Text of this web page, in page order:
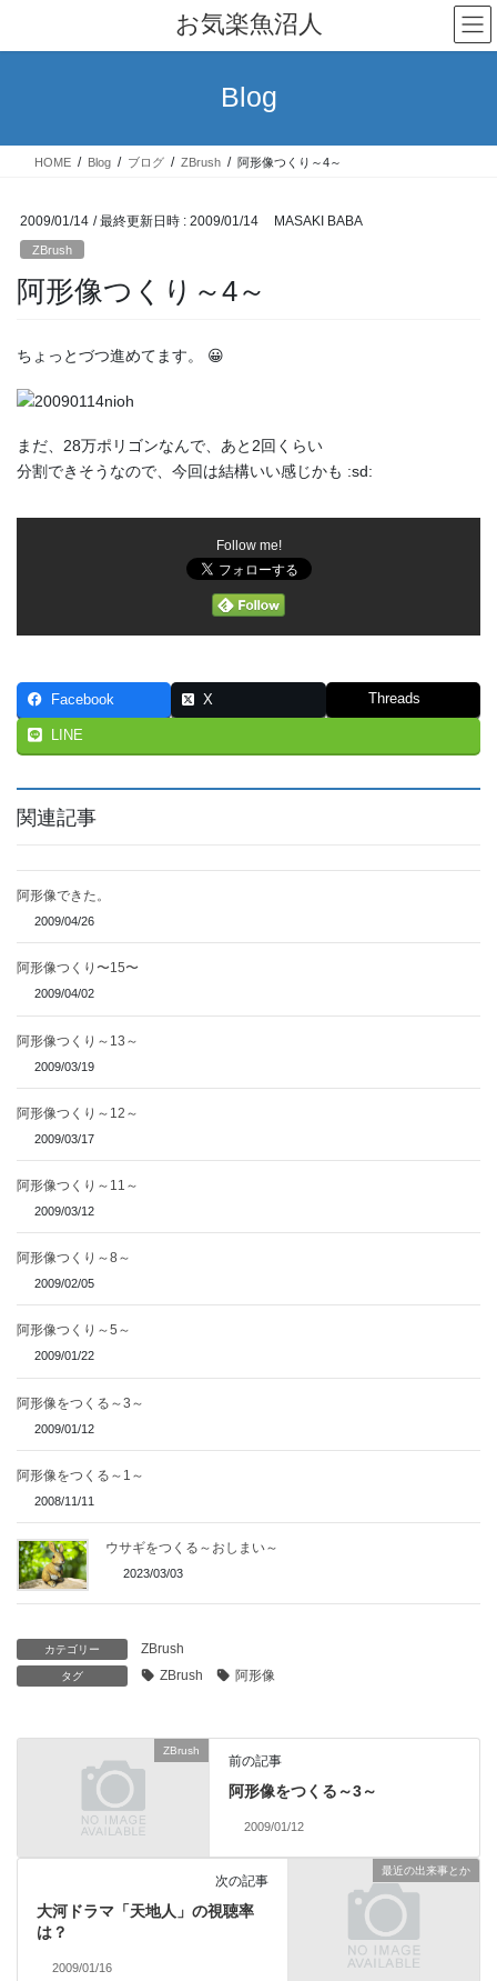
テ
ス
ゲ
ン
お気楽魚沼人
Blog
HOME Blog ブログ ZBrush 阿形像つくり～4～
2009/01/14 / 最終更新日時 : 2009/01/14 MASAKI BABA
ZBrush
阿形像つくり～4～
ちょっとづつ進めてます。 😀
まだ、28万ポリゴンなんで、あと2回くらい
分割できそうなので、今回は結構いい感じかも :sd:
Follow me!
Facebook X Threads
LINE
関連記事
阿形像できた。
2009/04/26
阿形像つくり〜15〜
2009/04/02
阿形像つくり～13～
2009/03/19
阿形像つくり～12～
2009/03/17
阿形像つくり～11～
2009/03/12
阿形像つくり～8～
2009/02/05
阿形像つくり～5～
2009/01/22
阿形像をつくる～3～
2009/01/12
阿形像をつくる～1～
2008/11/11
ウサギをつくる～おしまい～
2023/03/03
カテゴリー ZBrush
タグ ZBrush 阿形像
ZBrush
前の記事
阿形像をつくる～3～
2009/01/12
最近の出来事とか
次の記事
大河ドラマ「天地人」の視聴率
は？
2009/01/16